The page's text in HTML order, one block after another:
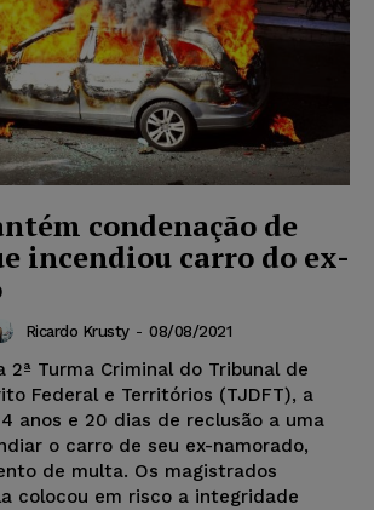
condenação de
incendiou carro do ex-
Ricardo Krusty - 08/08/2021
2ª Turma Criminal do Tribunal de
Federal e Territórios (TJDFT), a
anos e 20 dias de reclusão a uma
o carro de seu ex-namorado,
Os magistrados
colocou em risco a integridade